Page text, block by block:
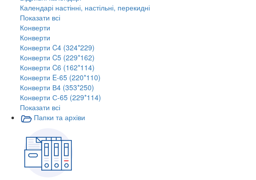
Календарі настінні, настільні, перекидні
Показати всі
Конверти
Конверти
Конверти C4 (324*229)
Конверти C5 (229*162)
Конверти C6 (162*114)
Конверти E-65 (220*110)
Конверти В4 (353*250)
Конверти С-65 (229*114)
Показати всі
Папки та архіви